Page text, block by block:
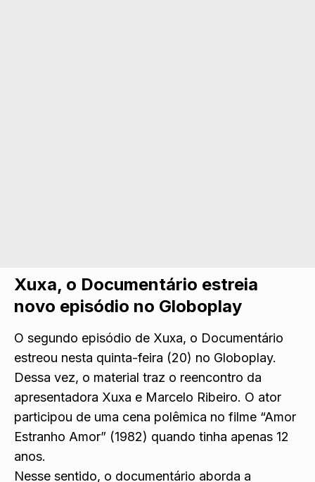
Xuxa, o Documentário estreia
novo episódio no Globoplay
O segundo episódio de Xuxa, o Documentário
estreou nesta quinta-feira (20) no Globoplay.
Dessa vez, o material traz o reencontro da
apresentadora Xuxa e Marcelo Ribeiro. O ator
participou de uma cena polêmica no filme “Amor
Estranho Amor” (1982) quando tinha apenas 12
anos.
Nesse sentido, o documentário aborda a